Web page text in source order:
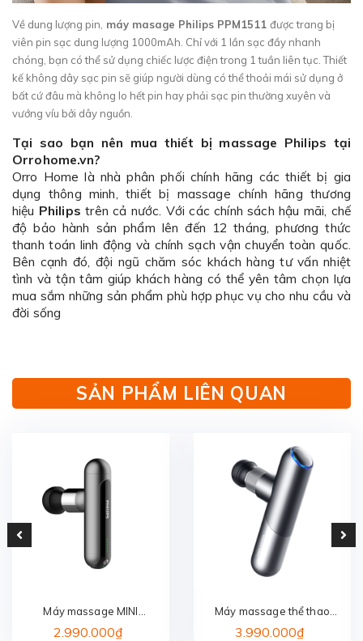
Về dung lượng pin, máy masage Philips PPM1511 được trang bị
viên pin sạc dung lượng 1000mAh. Chỉ với 1 lần sạc đầy nhanh
chóng, bạn có thể sử dụng chiếc lược điện trong 1 tuần liên tục. Thiết
kế không dây sạc pin sẽ giúp người dùng có thể thoải mái sử dụng ở
bất cứ đâu mà không lo hết pin hay phải sạc pin thường xuyên và
vướng víu bởi dây nguồn.
Tại sao bạn nên mua thiết bị massage Philips tại
Orrohome.vn?
Orro Home là nhà phân phối chính hãng các thiết bị gia
dụng thông minh, thiết bị massage chính hãng thương
hiệu Philips trên cả nước. Với các chính sách hậu mãi, chế
độ bảo hành sản phẩm lên đến 12 tháng, phương thức
thanh toán linh động và chính sạch vận chuyển toàn quốc.
Bên cạnh đó, đội ngũ chăm sóc khách hàng tư vấn nhiệt
tình và tận tâm giúp khách hàng có thể yên tâm chọn lựa
mua sắm những sản phẩm phù hợp phục vụ cho nhu cầu và
đời sống
SẢN PHẨM LIÊN QUAN
Máy massage MINI
PHILIPS PPM7303
2.990.000₫
Máy massage thể thao
mini PHILIPS PPM7501
3.990.000₫